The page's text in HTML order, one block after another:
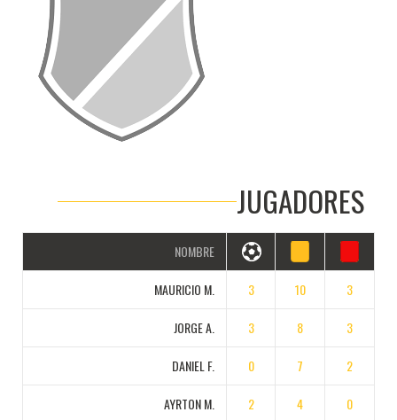
JUGADORES
NOMBRE
MAURICIO M. 3 10 3
JORGE A. 3 8 3
DANIEL F. 0 7 2
AYRTON M. 2 4 0